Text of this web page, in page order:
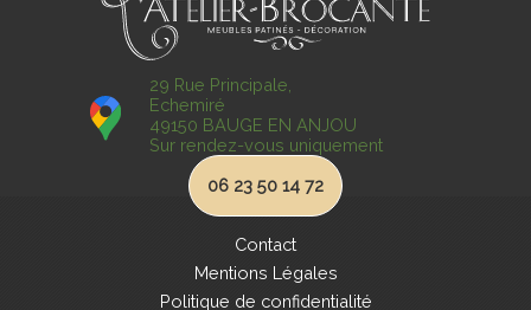
29 Rue Principale,
Echemiré
49150 BAUGE EN ANJOU
Sur rendez-vous uniquement
06 23 50 14 72
Contact
Mentions Légales
Politique de confidentialité